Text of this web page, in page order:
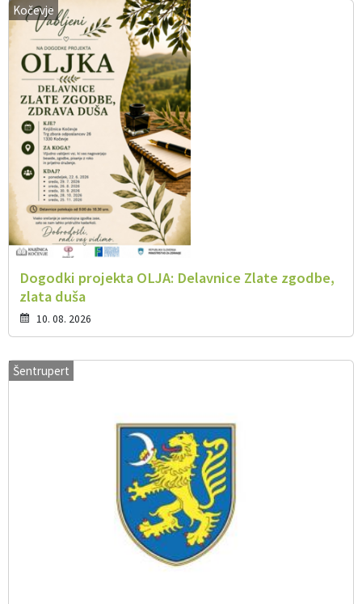
Kočevje
Dogodki projekta OLJA: Delavnice Zlate zgodbe,
zlata duša
10. 08. 2026
Šentrupert